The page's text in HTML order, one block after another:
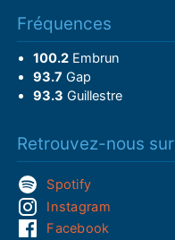
Fréquences
100.2Embrun
93.7 Gap
93.3 Guillestre
Retrouvez-nous sur
Spotify
Instagram
Facebook